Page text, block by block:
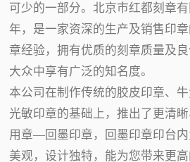
可少的一部分。北京市红都刻章
年，是一家资深的生产及销售印
章经验，拥有优质的刻章质量及
大众中享有广泛的知名度。
本公司在制作传统的胶皮印章、牛
光敏印章的基础上，推出了更清
用章—回墨印章，回墨印章印台
美观，设计独特，能为您带来更